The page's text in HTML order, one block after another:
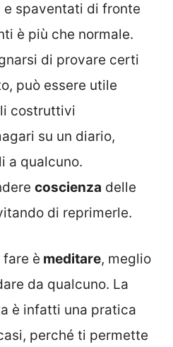
e spaventati di fronte
è più che normale.
di provare certi
può essere utile
costruttivi
su un diario,
a qualcuno.
coscienza delle
di reprimerle.
è meditare, meglio
da qualcuno. La
è infatti una pratica
perché ti permette